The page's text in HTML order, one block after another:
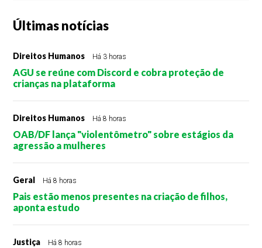
Últimas notícias
Direitos Humanos Há 3 horas
AGU se reúne com Discord e cobra proteção de
crianças na plataforma
Direitos Humanos Há 8 horas
OAB/DF lança "violentômetro" sobre estágios da
agressão a mulheres
Geral Há 8 horas
Pais estão menos presentes na criação de filhos,
aponta estudo
Justiça Há 8 horas